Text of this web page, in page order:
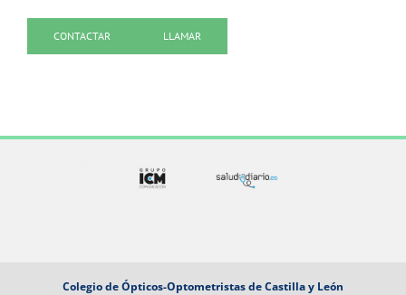
CONTACTAR LLAMAR
Colegio de Ópticos-Optometristas de Castilla y León